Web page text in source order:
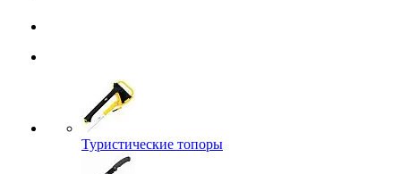
Туристические топоры